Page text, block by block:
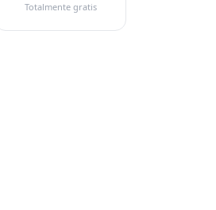
Totalmente gratis